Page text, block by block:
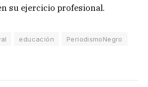
su ejercicio profesional.
educación
PeriodismoNegro